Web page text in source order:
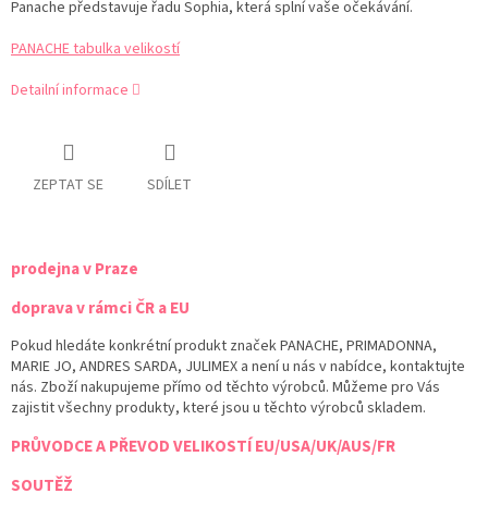
Panache představuje řadu Sophia, která splní vaše očekávání.
PANACHE tabulka velikostí
Detailní informace
ZEPTAT SE SDÍLET
prodejna v Praze
doprava v rámci ČR a EU
Pokud hledáte konkrétní produkt značek PANACHE, PRIMADONNA,
MARIE JO, ANDRES SARDA, JULIMEX a není u nás v nabídce, kontaktujte
nás. Zboží nakupujeme přímo od těchto výrobců. Můžeme pro Vás
zajistit všechny produkty, které jsou u těchto výrobců skladem.
PRŮVODCE A PŘEVOD VELIKOSTÍ EU/USA/UK/AUS/FR
SOUTĚŽ